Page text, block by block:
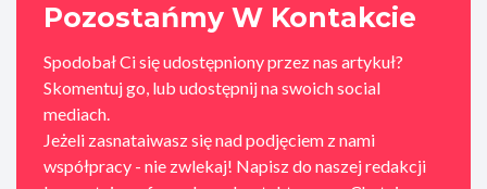
Pozostańmy W Kontakcie
Spodobał Ci się udostępniony przez nas artykuł?
Skomentuj go, lub udostępnij na swoich social
mediach.
Jeżeli zasnataiwasz się nad podjęciem z nami
współpracy - nie zwlekaj! Napisz do naszej redakcji